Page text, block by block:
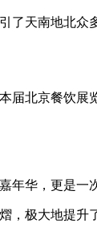
了天南地北
届北京餐饮展
年华，更是一
，极大地提升